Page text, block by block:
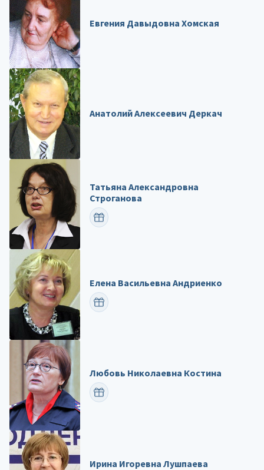
Евгения Давыдовна Хомская
Анатолий Алексеевич Деркач
Татьяна Александровна
Строганова
ПОЗДРАВИТЬ
Елена Васильевна Андриенко
ПОЗДРАВИТЬ
Любовь Николаевна Костина
ПОЗДРАВИТЬ
Ирина Игоревна Лушпаева